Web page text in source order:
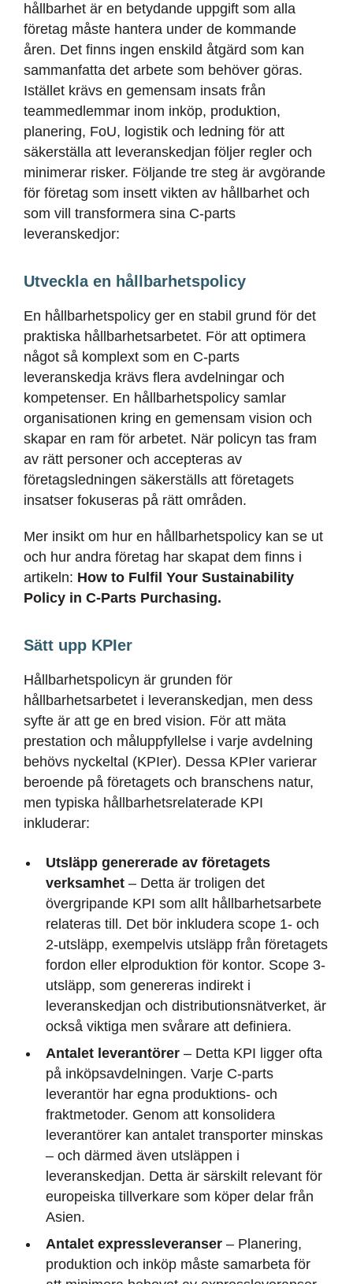
hållbarhet är en betydande uppgift som alla
företag måste hantera under de kommande
åren. Det finns ingen enskild åtgärd som kan
sammanfatta det arbete som behöver göras.
Istället krävs en gemensam insats från
teammedlemmar inom inköp, produktion,
planering, FoU, logistik och ledning för att
säkerställa att leveranskedjan följer regler och
minimerar risker. Följande tre steg är avgörande
för företag som insett vikten av hållbarhet och
som vill transformera sina C-parts
leveranskedjor:
Utveckla en hållbarhetspolicy
En hållbarhetspolicy ger en stabil grund för det
praktiska hållbarhetsarbetet. För att optimera
något så komplext som en C-parts
leveranskedja krävs flera avdelningar och
kompetenser. En hållbarhetspolicy samlar
organisationen kring en gemensam vision och
skapar en ram för arbetet. När policyn tas fram
av rätt personer och accepteras av
företagsledningen säkerställs att företagets
insatser fokuseras på rätt områden.
Mer insikt om hur en hållbarhetspolicy kan se ut
och hur andra företag har skapat dem finns i
artikeln: How to Fulfil Your Sustainability
Policy in C-Parts Purchasing.
Sätt upp KPIer
Hållbarhetspolicyn är grunden för
hållbarhetsarbetet i leveranskedjan, men dess
syfte är att ge en bred vision. För att mäta
prestation och måluppfyllelse i varje avdelning
behövs nyckeltal (KPIer). Dessa KPIer varierar
beroende på företagets och branschens natur,
men typiska hållbarhetsrelaterade KPI
inkluderar:
Utsläpp genererade av företagets
verksamhet – Detta är troligen det
övergripande KPI som allt hållbarhetsarbete
relateras till. Det bör inkludera scope 1- och
2-utsläpp, exempelvis utsläpp från företagets
fordon eller elproduktion för kontor. Scope 3-
utsläpp, som genereras indirekt i
leveranskedjan och distributionsnätverket, är
också viktiga men svårare att definiera.
Antalet leverantörer – Detta KPI ligger ofta
på inköpsavdelningen. Varje C-parts
leverantör har egna produktions- och
fraktmetoder. Genom att konsolidera
leverantörer kan antalet transporter minskas
– och därmed även utsläppen i
leveranskedjan. Detta är särskilt relevant för
europeiska tillverkare som köper delar från
Asien.
Antalet expressleveranser – Planering,
produktion och inköp måste samarbeta för